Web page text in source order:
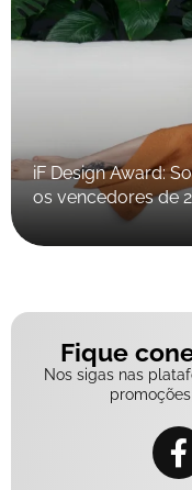
iF Design Award:
os vencedores de
Fique
Nos sigas nas